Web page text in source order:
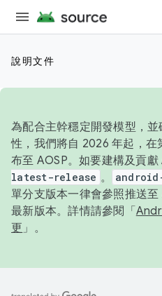
說明文件
為配合主幹穩定開發模型，
性，我們將自 2026 年起，在
布至 AOSP。如要建構及貢獻
latest-release 。
單分支版本一律會參照推送
最新版本。詳情請參閱「
更 」。